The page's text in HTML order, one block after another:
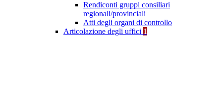
Rendiconti gruppi consiliari
regionali/provinciali
Atti degli organi di controllo
Articolazione degli uffici 1